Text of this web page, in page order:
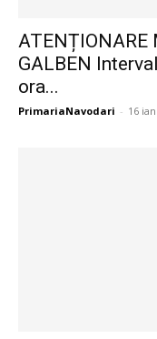
ATENȚIONARE
GALBEN
ora...
PrimariaNavodari - 16